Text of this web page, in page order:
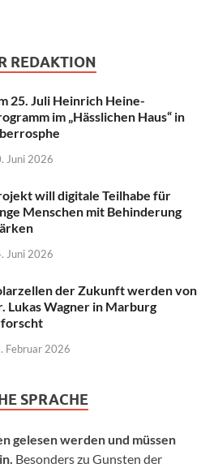
REDAKTION
25. Juli Heinrich Heine-
im „Hässlichen Haus“ in
Juni 2026
will digitale Teilhabe für
Menschen mit Behinderung
Juni 2026
der Zukunft werden von
Lukas Wagner in Marburg
Februar 2026
SPRACHE
gelesen werden und müssen
Besonders zu Gunsten der